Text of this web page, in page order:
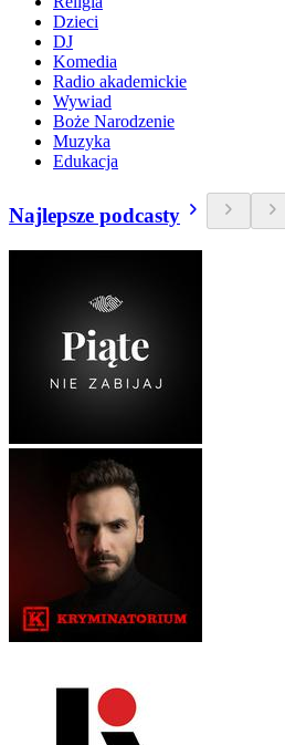
Dzieci
DJ
Komedia
Radio akademickie
Wywiad
Boże Narodzenie
Muzyka
Edukacja
Najlepsze podcasty